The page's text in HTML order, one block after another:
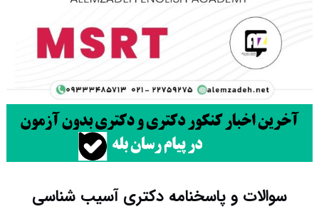
سوالات و پاسخنامه دکتری آسیب شناسی